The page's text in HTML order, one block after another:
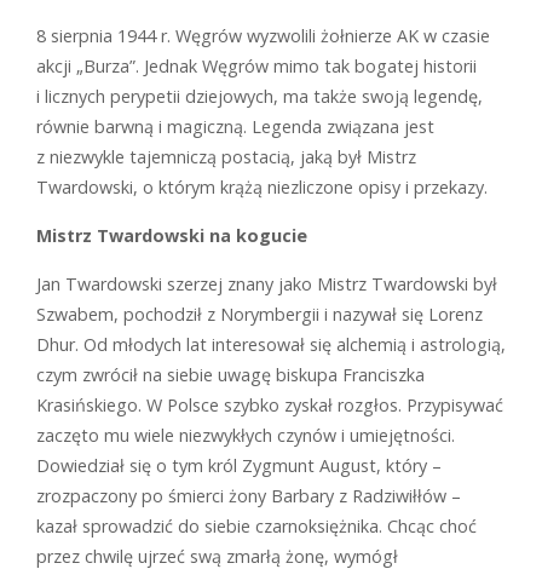
8 sierpnia 1944 r. Węgrów wyzwolili żołnierze AK w czasie
akcji „Burza”. Jednak Węgrów mimo tak bogatej historii
i licznych perypetii dziejowych, ma także swoją legendę,
równie barwną i magiczną. Legenda związana jest
z niezwykle tajemniczą postacią, jaką był Mistrz
Twardowski, o którym krążą niezliczone opisy i przekazy.
Mistrz Twardowski na kogucie
Jan Twardowski szerzej znany jako Mistrz Twardowski był
Szwabem, pochodził z Norymbergii i nazywał się Lorenz
Dhur. Od młodych lat interesował się alchemią i astrologią,
czym zwrócił na siebie uwagę biskupa Franciszka
Krasińskiego. W Polsce szybko zyskał rozgłos. Przypisywać
zaczęto mu wiele niezwykłych czynów i umiejętności.
Dowiedział się o tym król Zygmunt August, który –
zrozpaczony po śmierci żony Barbary z Radziwiłłów –
kazał sprowadzić do siebie czarnoksiężnika. Chcąc choć
przez chwilę ujrzeć swą zmarłą żonę, wymógł